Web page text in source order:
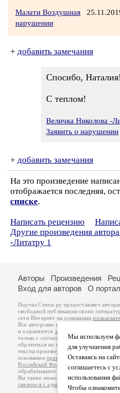
Малати Воздушная
нарушении
+ добавить замечания
Спосибо, Наталия!
С теплом!
Величка Николова -
Заявить о нарушении
+ добавить замечания
На это произведение
отображается последняя,
списке.
Написать рецензию
Другие произведения
-Литатру 1
Мы используем
для улучшения
Оставаясь на
соглашаетесь с
использования
Чтобы
Авторы Произведения
Вход для авторов
О
Портал Стихи.ру предоставляет
свободной публикации своих
сети Интернет на основании
Все авторские права на произведения
и охраняются законом
. Перепечатка
только с согласия его автора, к
обратиться на его авторской странице.
тексты произведений авторы несут
основанииправил публикациии
Российской Федерации
обрабатываются на основании
Вы также можете посмотреть более
связаться с администрацией